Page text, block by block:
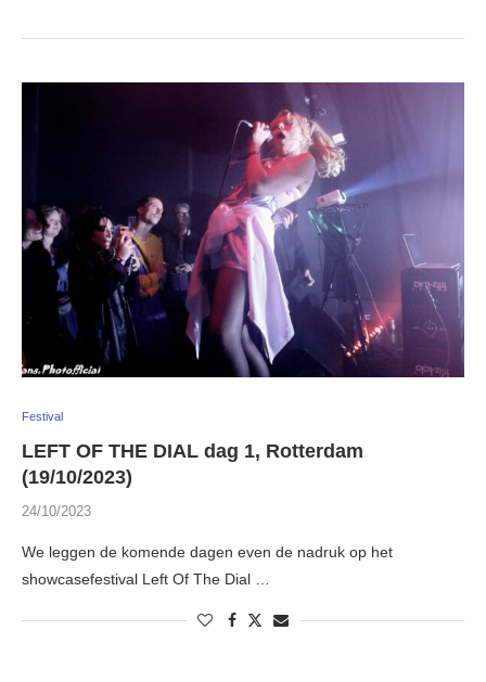
Festival
LEFT OF THE DIAL dag 1, Rotterdam
(19/10/2023)
24/10/2023
We leggen de komende dagen even de nadruk op het
showcasefestival Left Of The Dial …